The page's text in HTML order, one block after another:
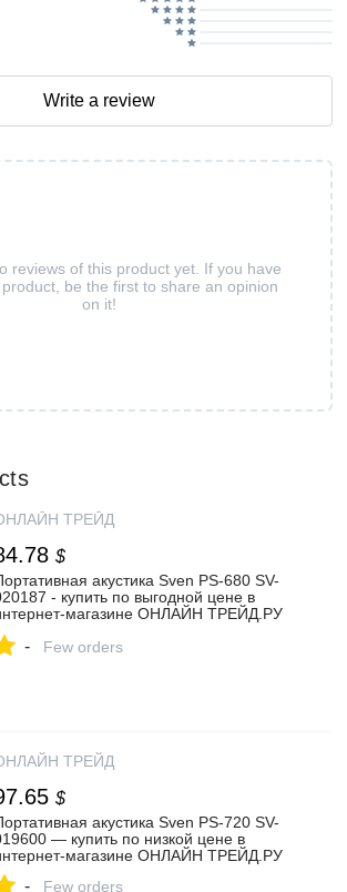
reviews of this product yet. If you have
be the first to share an opinion
on it!
Write a review
ТРЕЙД
$
акустика Sven PS-680 SV-
- купить по выгодной цене в
магазине ОНЛАЙН ТРЕЙД.РУ
- Few orders
ТРЕЙД
$
акустика Sven PS-720 SV-
— купить по низкой цене в
магазине ОНЛАЙН ТРЕЙД.РУ
- Few orders